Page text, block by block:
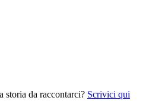
storia da raccontarci? Scrivici qui